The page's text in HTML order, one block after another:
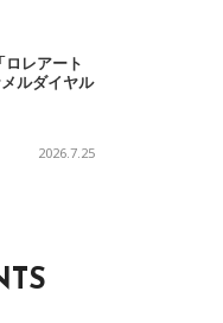
レアート
ルダイヤル
2026.7.25